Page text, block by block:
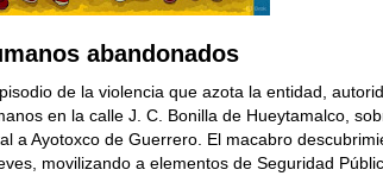
abandonados
de la violencia que azota la entidad,
en la calle J. C. Bonilla de Hueytamalco,
a Ayotoxco de Guerrero. El macabro
movilizando a elementos de Seguridad